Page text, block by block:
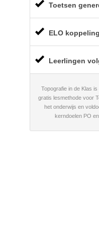
Toetsen
ELO koppeling
Leerlingen
Topografie in de Klas
gratis lesmethode voor
het onderwijs en
kerndoelen PO en